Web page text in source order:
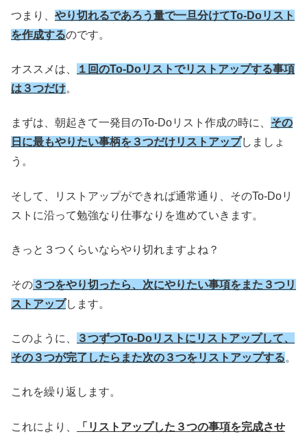
つまり、 やり切れるであろう量で一旦分けてTo-Doリスト
を作成するのです。
オススメは、
１回のTo-Doリストでリストアップする事項
は３つだけ。
まずは、朝起きて一発目のTo-Doリスト作成の時に、 その
日に最もやりたい事柄を３つだけリストアップしましょ
う。
そして、リストアップができれば通常通り、そのTo-Doリ
ストに沿って勉強なり仕事なりを進めていきます。
きっと３つくらいならやり切れますよね？
その ３つをやり切ったら、次にやりたい事項をまた３つリ
ストアップします。
このように、
３つずつTo-Doリストにリストアップして、
その３つが完了したらまた次の３つをリストアップする。
これを繰り返します。
これにより、
「リストアップした３つの事項を完成させ